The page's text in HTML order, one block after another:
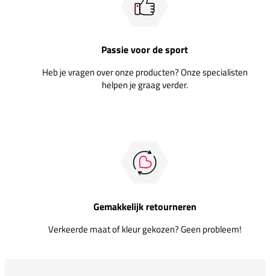
Passie voor de sport
Heb je vragen over onze producten? Onze specialisten
helpen je graag verder.
Gemakkelijk retourneren
Verkeerde maat of kleur gekozen? Geen probleem!